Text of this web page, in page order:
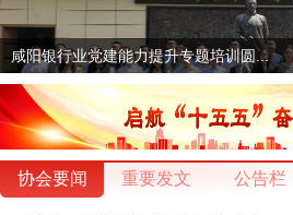
咸阳银行业党建能力提升专题培训圆...
协会要闻 重要发文 公告栏